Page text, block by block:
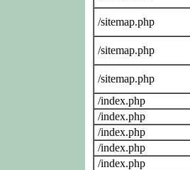
/sitemap.php
/sitemap.php
/sitemap.php
/index.php
/index.php
/index.php
/index.php
/index.php